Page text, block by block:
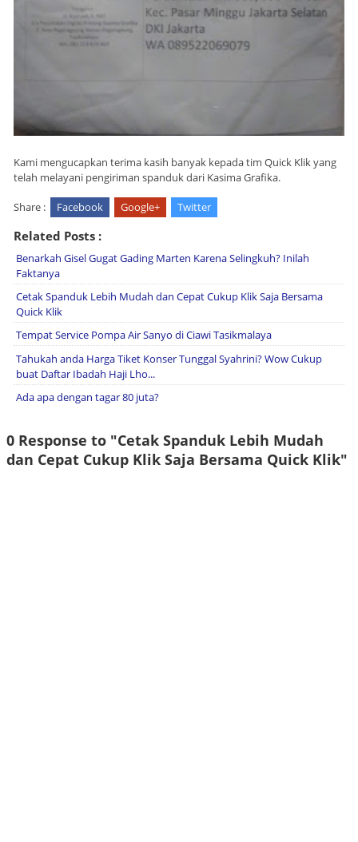
Kami mengucapkan terima kasih banyak kepada tim Quick Klik yang
telah melayani pengiriman spanduk dari Kasima Grafika.
Share : Facebook Google+ Twitter
Related Posts :
Benarkah Gisel Gugat Gading Marten Karena Selingkuh? Inilah
Faktanya
Cetak Spanduk Lebih Mudah dan Cepat Cukup Klik Saja Bersama
Quick Klik
Tempat Service Pompa Air Sanyo di Ciawi Tasikmalaya
Tahukah anda Harga Tiket Konser Tunggal Syahrini? Wow Cukup
buat Daftar Ibadah Haji Lho...
Ada apa dengan tagar 80 juta?
0 Response to "Cetak Spanduk Lebih Mudah
dan Cepat Cukup Klik Saja Bersama Quick Klik"